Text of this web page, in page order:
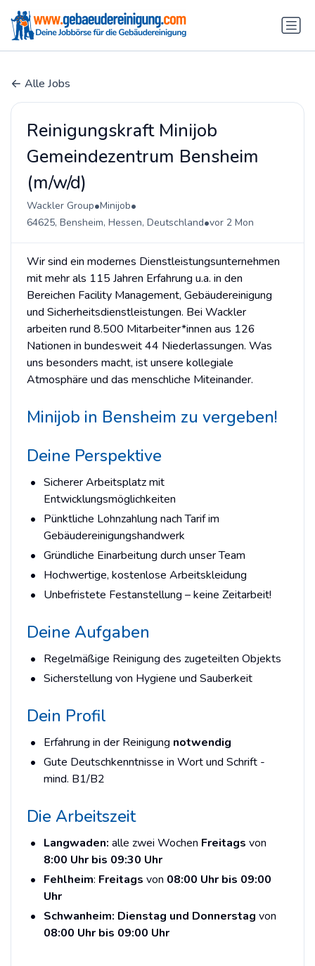
Alle Jobs
Reinigungskraft Minijob
Gemeindezentrum Bensheim
(m/w/d)
Wackler Group•Minijob•
64625, Bensheim, Hessen, Deutschland•vor 2 Mon
Wir sind ein modernes Dienstleistungsunternehmen
mit mehr als 115 Jahren Erfahrung u.a. in den
Bereichen Facility Management, Gebäudereinigung
und Sicherheitsdienstleistungen. Bei Wackler
arbeiten rund 8.500 Mitarbeiter*innen aus 126
Nationen in bundesweit 44 Niederlassungen. Was
uns besonders macht, ist unsere kollegiale
Atmosphäre und das menschliche Miteinander.
Minijob in Bensheim zu vergeben!
Deine Perspektive
Sicherer Arbeitsplatz mit
Entwicklungsmöglichkeiten
Pünktliche Lohnzahlung nach Tarif im
Gebäudereinigungshandwerk
Gründliche Einarbeitung durch unser Team
Hochwertige, kostenlose Arbeitskleidung
Unbefristete Festanstellung – keine Zeitarbeit!
Deine Aufgaben
Regelmäßige Reinigung des zugeteilten Objekts
Sicherstellung von Hygiene und Sauberkeit
Dein Profil
Erfahrung in der Reinigung notwendig
Gute Deutschkenntnisse in Wort und Schrift -
mind. B1/B2
Die Arbeitszeit
Langwaden: alle zwei Wochen Freitags von
8:00 Uhr bis 09:30 Uhr
Fehlheim: Freitags von 08:00 Uhr bis 09:00
Uhr
Schwanheim: Dienstag und Donnerstag von
08:00 Uhr bis 09:00 Uhr